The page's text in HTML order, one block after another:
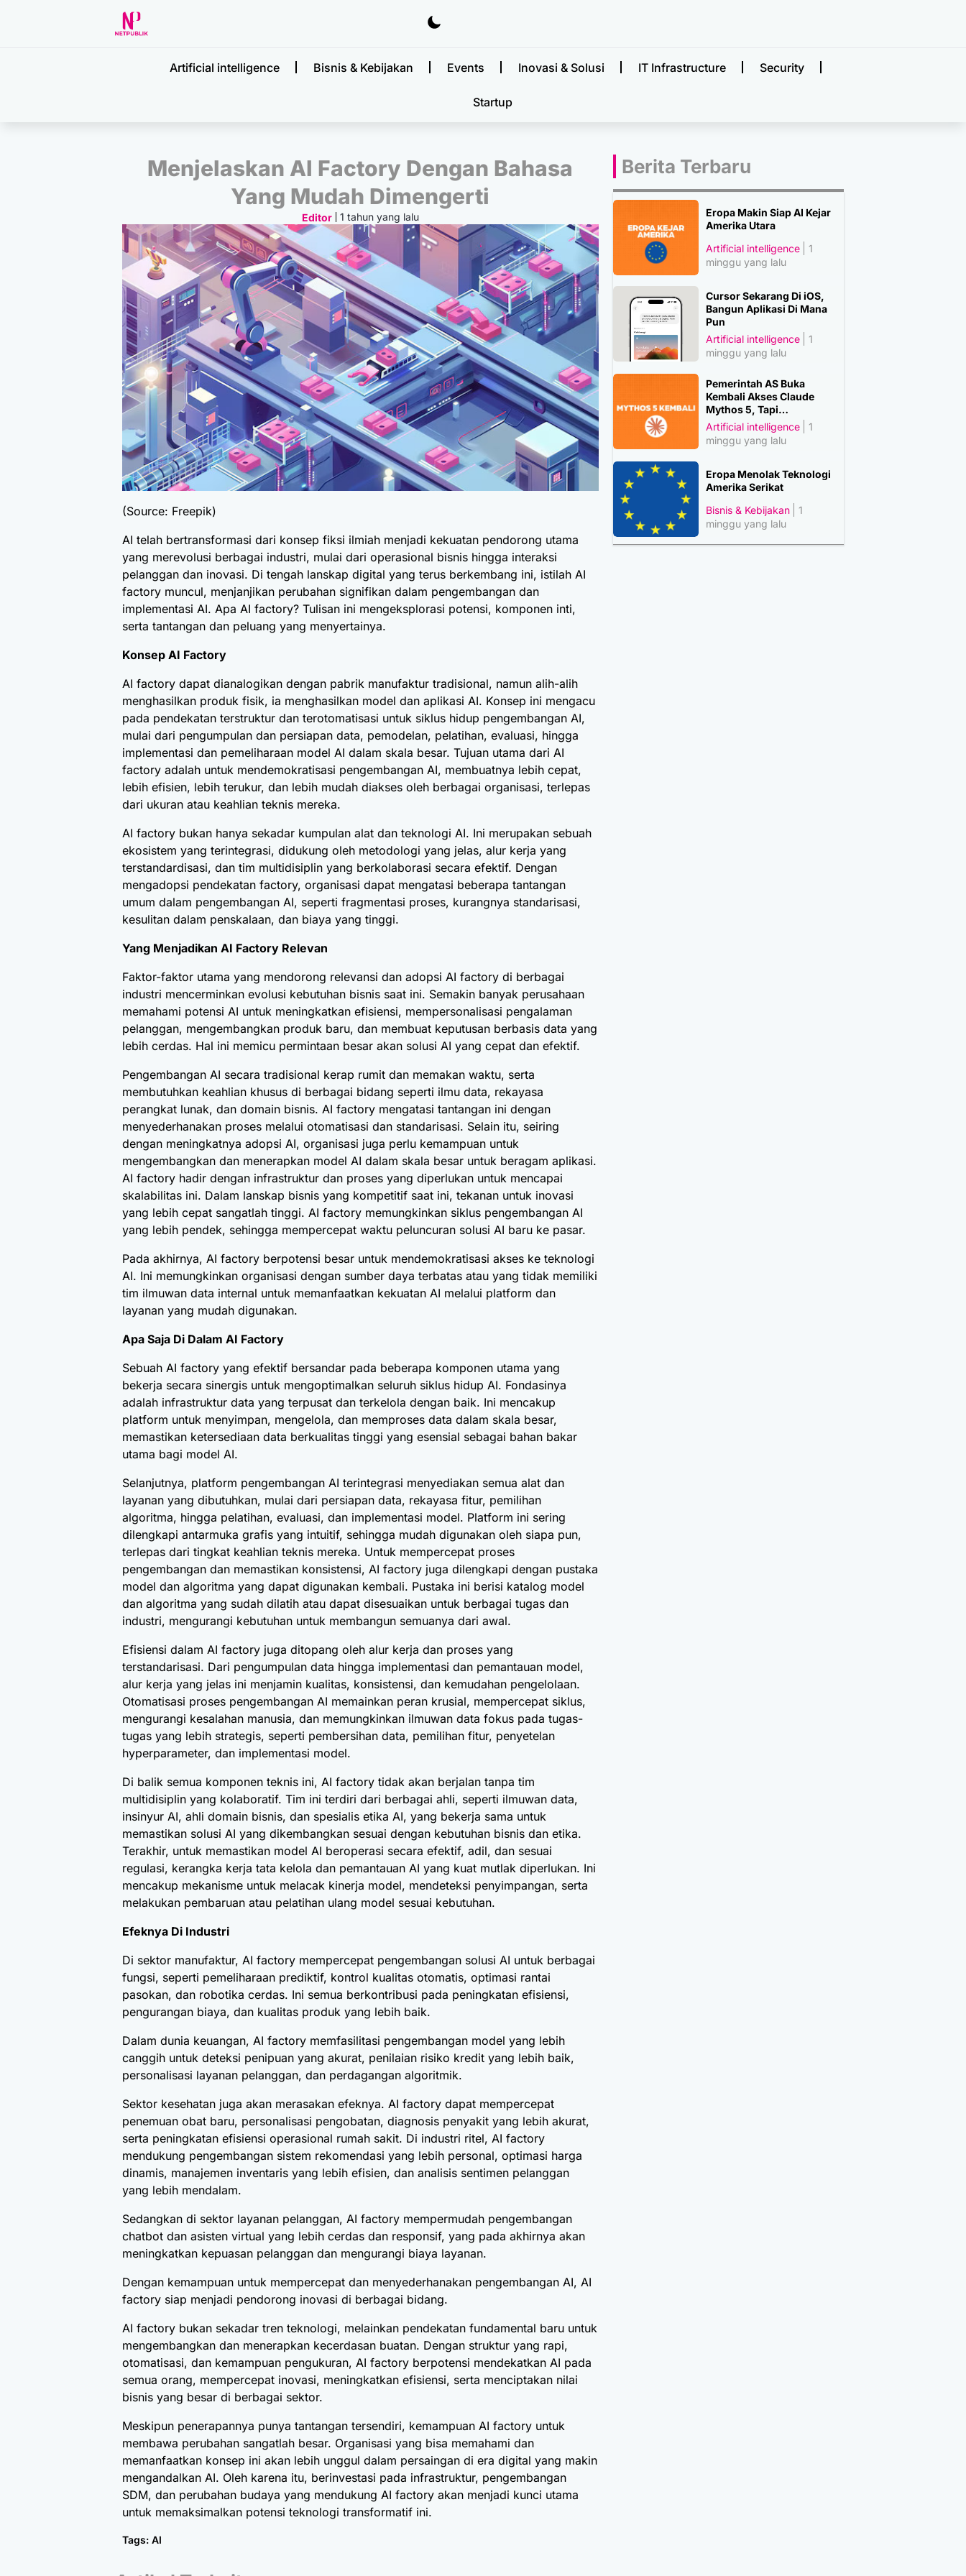
Artificial intelligence Bisnis & Kebijakan Events Inovasi & Solusi IT Infrastructure Security
Startup
Menjelaskan AI Factory Dengan Bahasa
Yang Mudah Dimengerti
Editor 1 tahun yang lalu
(Source: Freepik)
AI telah bertransformasi dari konsep fiksi ilmiah menjadi kekuatan pendorong utama
yang merevolusi berbagai industri, mulai dari operasional bisnis hingga interaksi
pelanggan dan inovasi. Di tengah lanskap digital yang terus berkembang ini, istilah AI
factory muncul, menjanjikan perubahan signifikan dalam pengembangan dan
implementasi AI. Apa AI factory? Tulisan ini mengeksplorasi potensi, komponen inti,
serta tantangan dan peluang yang menyertainya.
Konsep AI Factory
AI factory dapat dianalogikan dengan pabrik manufaktur tradisional, namun alih-alih
menghasilkan produk fisik, ia menghasilkan model dan aplikasi AI. Konsep ini mengacu
pada pendekatan terstruktur dan terotomatisasi untuk siklus hidup pengembangan AI,
mulai dari pengumpulan dan persiapan data, pemodelan, pelatihan, evaluasi, hingga
implementasi dan pemeliharaan model AI dalam skala besar. Tujuan utama dari AI
factory adalah untuk mendemokratisasi pengembangan AI, membuatnya lebih cepat,
lebih efisien, lebih terukur, dan lebih mudah diakses oleh berbagai organisasi, terlepas
dari ukuran atau keahlian teknis mereka.
AI factory bukan hanya sekadar kumpulan alat dan teknologi AI. Ini merupakan sebuah
ekosistem yang terintegrasi, didukung oleh metodologi yang jelas, alur kerja yang
terstandardisasi, dan tim multidisiplin yang berkolaborasi secara efektif. Dengan
mengadopsi pendekatan factory, organisasi dapat mengatasi beberapa tantangan
umum dalam pengembangan AI, seperti fragmentasi proses, kurangnya standarisasi,
kesulitan dalam penskalaan, dan biaya yang tinggi.
Yang Menjadikan AI Factory Relevan
Faktor-faktor utama yang mendorong relevansi dan adopsi AI factory di berbagai
industri mencerminkan evolusi kebutuhan bisnis saat ini. Semakin banyak perusahaan
memahami potensi AI untuk meningkatkan efisiensi, mempersonalisasi pengalaman
pelanggan, mengembangkan produk baru, dan membuat keputusan berbasis data yang
lebih cerdas. Hal ini memicu permintaan besar akan solusi AI yang cepat dan efektif.
Pengembangan AI secara tradisional kerap rumit dan memakan waktu, serta
membutuhkan keahlian khusus di berbagai bidang seperti ilmu data, rekayasa
perangkat lunak, dan domain bisnis. AI factory mengatasi tantangan ini dengan
menyederhanakan proses melalui otomatisasi dan standarisasi. Selain itu, seiring
dengan meningkatnya adopsi AI, organisasi juga perlu kemampuan untuk
mengembangkan dan menerapkan model AI dalam skala besar untuk beragam aplikasi.
AI factory hadir dengan infrastruktur dan proses yang diperlukan untuk mencapai
skalabilitas ini. Dalam lanskap bisnis yang kompetitif saat ini, tekanan untuk inovasi
yang lebih cepat sangatlah tinggi. AI factory memungkinkan siklus pengembangan AI
yang lebih pendek, sehingga mempercepat waktu peluncuran solusi AI baru ke pasar.
Pada akhirnya, AI factory berpotensi besar untuk mendemokratisasi akses ke teknologi
AI. Ini memungkinkan organisasi dengan sumber daya terbatas atau yang tidak memiliki
tim ilmuwan data internal untuk memanfaatkan kekuatan AI melalui platform dan
layanan yang mudah digunakan.
Apa Saja Di Dalam AI Factory
Sebuah AI factory yang efektif bersandar pada beberapa komponen utama yang
bekerja secara sinergis untuk mengoptimalkan seluruh siklus hidup AI. Fondasinya
adalah infrastruktur data yang terpusat dan terkelola dengan baik. Ini mencakup
platform untuk menyimpan, mengelola, dan memproses data dalam skala besar,
memastikan ketersediaan data berkualitas tinggi yang esensial sebagai bahan bakar
utama bagi model AI.
Selanjutnya, platform pengembangan AI terintegrasi menyediakan semua alat dan
layanan yang dibutuhkan, mulai dari persiapan data, rekayasa fitur, pemilihan
algoritma, hingga pelatihan, evaluasi, dan implementasi model. Platform ini sering
dilengkapi antarmuka grafis yang intuitif, sehingga mudah digunakan oleh siapa pun,
terlepas dari tingkat keahlian teknis mereka. Untuk mempercepat proses
pengembangan dan memastikan konsistensi, AI factory juga dilengkapi dengan pustaka
model dan algoritma yang dapat digunakan kembali. Pustaka ini berisi katalog model
dan algoritma yang sudah dilatih atau dapat disesuaikan untuk berbagai tugas dan
industri, mengurangi kebutuhan untuk membangun semuanya dari awal.
Efisiensi dalam AI factory juga ditopang oleh alur kerja dan proses yang
terstandarisasi. Dari pengumpulan data hingga implementasi dan pemantauan model,
alur kerja yang jelas ini menjamin kualitas, konsistensi, dan kemudahan pengelolaan.
Otomatisasi proses pengembangan AI memainkan peran krusial, mempercepat siklus,
mengurangi kesalahan manusia, dan memungkinkan ilmuwan data fokus pada tugas-
tugas yang lebih strategis, seperti pembersihan data, pemilihan fitur, penyetelan
hyperparameter, dan implementasi model.
Di balik semua komponen teknis ini, AI factory tidak akan berjalan tanpa tim
multidisiplin yang kolaboratif. Tim ini terdiri dari berbagai ahli, seperti ilmuwan data,
insinyur AI, ahli domain bisnis, dan spesialis etika AI, yang bekerja sama untuk
memastikan solusi AI yang dikembangkan sesuai dengan kebutuhan bisnis dan etika.
Terakhir, untuk memastikan model AI beroperasi secara efektif, adil, dan sesuai
regulasi, kerangka kerja tata kelola dan pemantauan AI yang kuat mutlak diperlukan. Ini
mencakup mekanisme untuk melacak kinerja model, mendeteksi penyimpangan, serta
melakukan pembaruan atau pelatihan ulang model sesuai kebutuhan.
Efeknya Di Industri
Di sektor manufaktur, AI factory mempercepat pengembangan solusi AI untuk berbagai
fungsi, seperti pemeliharaan prediktif, kontrol kualitas otomatis, optimasi rantai
pasokan, dan robotika cerdas. Ini semua berkontribusi pada peningkatan efisiensi,
pengurangan biaya, dan kualitas produk yang lebih baik.
Dalam dunia keuangan, AI factory memfasilitasi pengembangan model yang lebih
canggih untuk deteksi penipuan yang akurat, penilaian risiko kredit yang lebih baik,
personalisasi layanan pelanggan, dan perdagangan algoritmik.
Sektor kesehatan juga akan merasakan efeknya. AI factory dapat mempercepat
penemuan obat baru, personalisasi pengobatan, diagnosis penyakit yang lebih akurat,
serta peningkatan efisiensi operasional rumah sakit. Di industri ritel, AI factory
mendukung pengembangan sistem rekomendasi yang lebih personal, optimasi harga
dinamis, manajemen inventaris yang lebih efisien, dan analisis sentimen pelanggan
yang lebih mendalam.
Sedangkan di sektor layanan pelanggan, AI factory mempermudah pengembangan
chatbot dan asisten virtual yang lebih cerdas dan responsif, yang pada akhirnya akan
meningkatkan kepuasan pelanggan dan mengurangi biaya layanan.
Dengan kemampuan untuk mempercepat dan menyederhanakan pengembangan AI, AI
factory siap menjadi pendorong inovasi di berbagai bidang.
AI factory bukan sekadar tren teknologi, melainkan pendekatan fundamental baru untuk
mengembangkan dan menerapkan kecerdasan buatan. Dengan struktur yang rapi,
otomatisasi, dan kemampuan pengukuran, AI factory berpotensi mendekatkan AI pada
semua orang, mempercepat inovasi, meningkatkan efisiensi, serta menciptakan nilai
bisnis yang besar di berbagai sektor.
Meskipun penerapannya punya tantangan tersendiri, kemampuan AI factory untuk
membawa perubahan sangatlah besar. Organisasi yang bisa memahami dan
memanfaatkan konsep ini akan lebih unggul dalam persaingan di era digital yang makin
mengandalkan AI. Oleh karena itu, berinvestasi pada infrastruktur, pengembangan
SDM, dan perubahan budaya yang mendukung AI factory akan menjadi kunci utama
untuk memaksimalkan potensi teknologi transformatif ini.
Tags: AI
Berita Terbaru
Eropa Makin Siap AI Kejar
Amerika Utara
Artificial intelligence
1
minggu yang lalu
Cursor Sekarang Di iOS,
Bangun Aplikasi Di Mana
Pun
Artificial intelligence
1
minggu yang lalu
Pemerintah AS Buka
Kembali Akses Claude
Mythos 5, Tapi…
Artificial intelligence
1
minggu yang lalu
Eropa Menolak Teknologi
Amerika Serikat
Bisnis & Kebijakan
1
minggu yang lalu